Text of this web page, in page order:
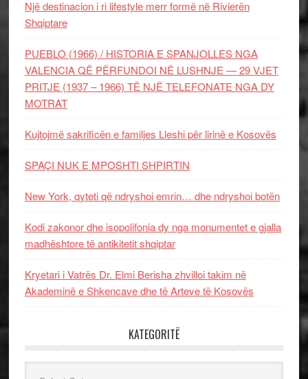
Një destinacion i ri lifestyle merr formë në Rivierën
Shqiptare
PUEBLO (1966) / HISTORIA E SPANJOLLES NGA
VALENCIA QË PËRFUNDOI NË LUSHNJE — 29 VJET
PRITJE (1937 – 1966) TË NJË TELEFONATE NGA DY
MOTRAT
Kujtojmë sakrificën e familjes Lleshi për lirinë e Kosovës
SPAÇI NUK E MPOSHTI SHPIRTIN
New York, qyteti që ndryshoi emrin… dhe ndryshoi botën
Kodi zakonor dhe isopolifonia dy nga monumentet e gjalla
madhështore të antikitetit shqiptar
Kryetari i Vatrës Dr. Elmi Berisha zhvilloi takim në
Akademinë e Shkencave dhe të Arteve të Kosovës
KATEGORITË